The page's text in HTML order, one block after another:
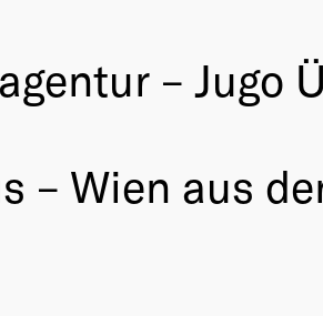
– Jugo
– Wien aus